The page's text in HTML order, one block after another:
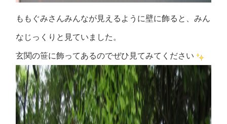
ももぐみさんみんなが見えるように壁に飾ると、みん
なじっくりと見ていました。
玄関の笹に飾ってあるのでぜひ見てみてください